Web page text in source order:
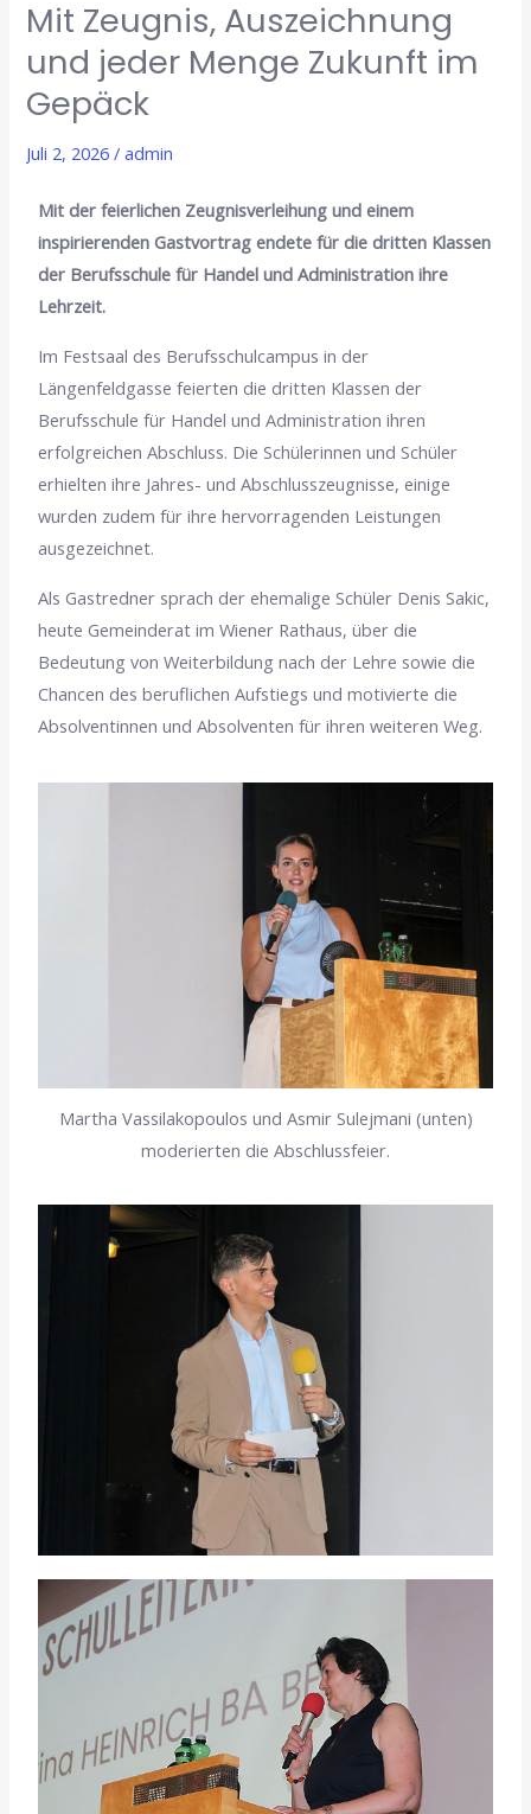
Mit Zeugnis, Auszeichnung
und jeder Menge Zukunft im
Gepäck
Juli 2, 2026/admin
Mit der feierlichen Zeugnisverleihung und einem
inspirierenden Gastvortrag endete für die dritten Klassen
der Berufsschule für Handel und Administration ihre
Lehrzeit.
Im Festsaal des Berufsschulcampus in der
Längenfeldgasse feierten die dritten Klassen der
Berufsschule für Handel und Administration ihren
erfolgreichen Abschluss. Die Schülerinnen und Schüler
erhielten ihre Jahres- und Abschlusszeugnisse, einige
wurden zudem für ihre hervorragenden Leistungen
ausgezeichnet.
Als Gastredner sprach der ehemalige Schüler Denis Sakic,
heute Gemeinderat im Wiener Rathaus, über die
Bedeutung von Weiterbildung nach der Lehre sowie die
Chancen des beruflichen Aufstiegs und motivierte die
Absolventinnen und Absolventen für ihren weiteren Weg.
Martha Vassilakopoulos und Asmir Sulejmani (unten)
moderierten die Abschlussfeier.
Gepäck